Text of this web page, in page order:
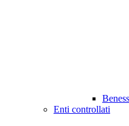
Enti controllati